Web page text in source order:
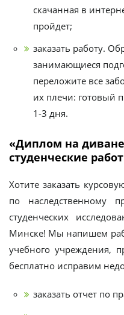
скачанная в
пройдет;
заказать работу.
занимающиеся
переложите все
их плечи: готовый
1-3 дня.
«Диплом на
студенческие
Хотите заказать
по наследственному
студенческих
Минске! Мы напишем
учебного учреждения,
бесплатно исправим
заказать отчет по